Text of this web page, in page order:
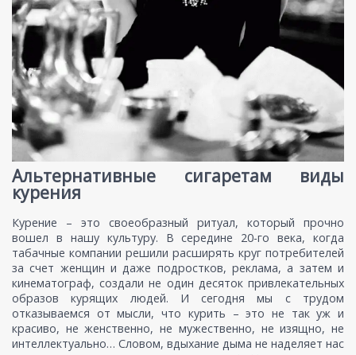
Альтернативные сигаретам виды
курения
Курение – это своеобразный ритуал, который прочно
вошел в нашу культуру. В середине 20-го века, когда
табачные компании решили расширять круг потребителей
за счет женщин и даже подростков, реклама, а затем и
кинематограф, создали не один десяток привлекательных
образов курящих людей. И сегодня мы с трудом
отказываемся от мысли, что курить – это не так уж и
красиво, не женственно, не мужественно, не изящно, не
интеллектуально… Словом, вдыхание дыма не наделяет нас